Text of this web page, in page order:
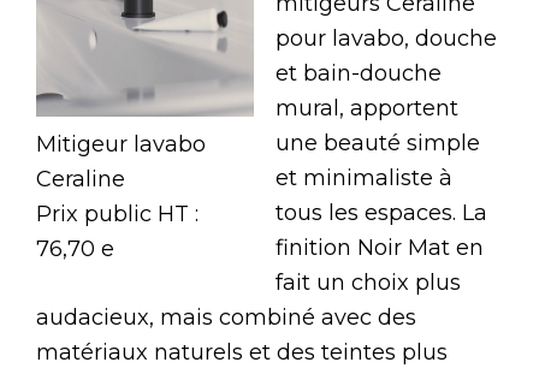
Mitigeur lavabo
Ceraline
Prix public HT :
76,70 e
pour lavabo, douche
et bain-douche
mural, apportent
une beauté simple
et minimaliste à
tous les espaces. La
finition Noir Mat en
fait un choix plus
audacieux, mais combiné avec des
matériaux naturels et des teintes plus